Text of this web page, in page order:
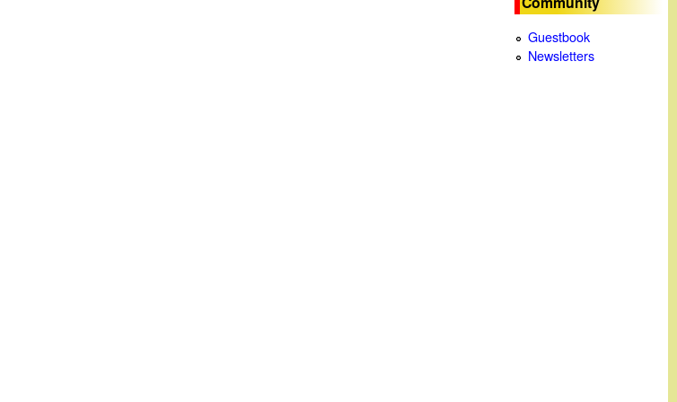
Guestbook
Newsletters